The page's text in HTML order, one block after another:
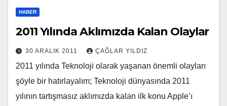
HABER
2011 Yılında Aklımızda Kalan Olaylar
30 ARALIK 2011 ÇAĞLAR YILDIZ
2011 yılında Teknoloji olarak yaşanan önemli olayları
şöyle bir hatırlayalım; Teknoloji dünyasında 2011
yılının tartışmasız aklımızda kalan ilk konu Apple’ı